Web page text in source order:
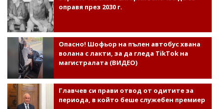
оправя през 2030 г.
Опасно! Шофьор на пълен автобус хвана
волана с лакти, за да гледа TikTok на
магистралата (ВИДЕО)
Главчев си прави отвод от одитите за
периода, в който беше служебен премиер